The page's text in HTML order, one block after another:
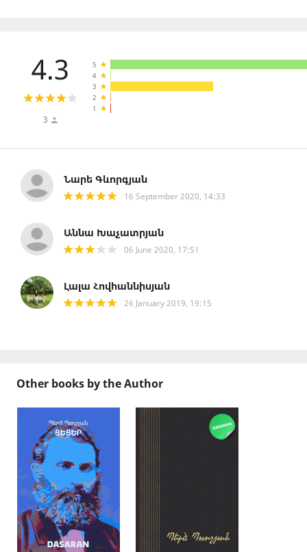
4.3
3
5
4
3
2
1
Նարե Գևորգյան
16 September 2020, 14:33
Աննա Խաչատրյան
06 June 2020, 17:51
Լալա Հովհաննիսյան
26 January 2019, 19:15
Other books by the Author